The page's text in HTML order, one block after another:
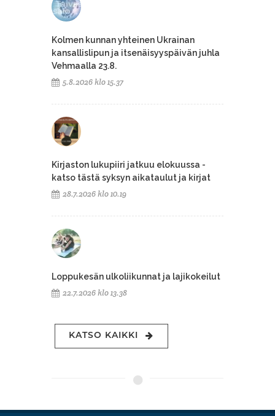
Kolmen kunnan yhteinen Ukrainan
kansallislipun ja itsenäisyyspäivän juhla
Vehmaalla 23.8.
5.8.2026 klo 15.37
Kirjaston lukupiiri jatkuu elokuussa -
katso tästä syksyn aikataulut ja kirjat
28.7.2026 klo 10.19
Loppukesän ulkoliikunnat ja lajikokeilut
22.7.2026 klo 13.38
KATSO KAIKKI